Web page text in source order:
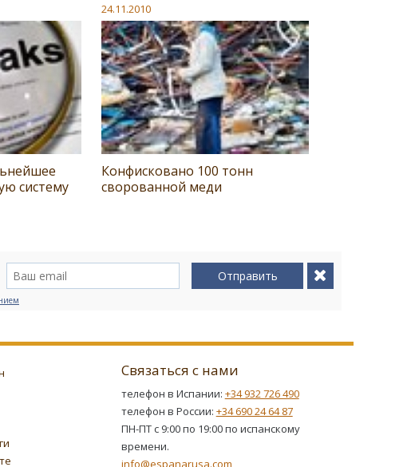
систему
24.11.2010
Конфисковано 100 тонн
сворованной меди
Отправить
Связаться с нами
телефон в Испании: +34 932 726 490
телефон в России: +34 690 24 64 87
ПН-ПТ с 9:00 по 19:00 по испанскому
времени.
info@espanarusa.com